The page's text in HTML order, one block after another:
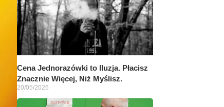
Cena Jednorazówki to Iluzja. Płacisz
Znacznie Więcej, Niż Myślisz.
20/05/2026